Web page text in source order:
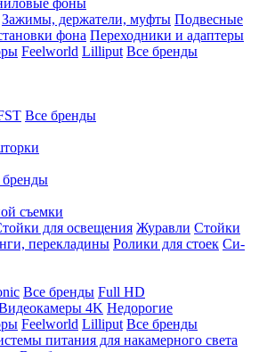
фоны
Зажимы, держатели, муфты Подвесные
фона Переходники и адаптеры
Feelworld Lilliput Все бренды
Все бренды
бренды
съемки
для освещения Журавли Стойки
перекладины Ролики для стоек Си-
Все бренды Full HD
4K Недорогие
Feelworld Lilliput Все бренды
питания для накамерного света